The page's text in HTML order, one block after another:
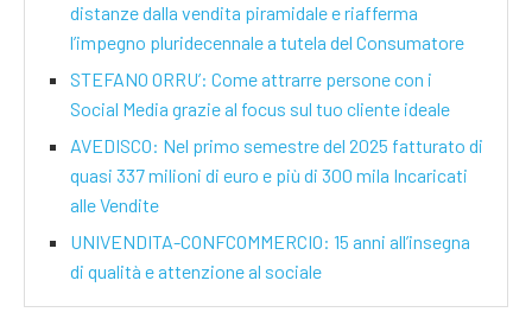
distanze dalla vendita piramidale e riafferma
l’impegno pluridecennale a tutela del Consumatore
STEFANO ORRU’: Come attrarre persone con i
Social Media grazie al focus sul tuo cliente ideale
AVEDISCO: Nel primo semestre del 2025 fatturato di
quasi 337 milioni di euro e più di 300 mila Incaricati
alle Vendite
UNIVENDITA-CONFCOMMERCIO: 15 anni all’insegna
di qualità e attenzione al sociale